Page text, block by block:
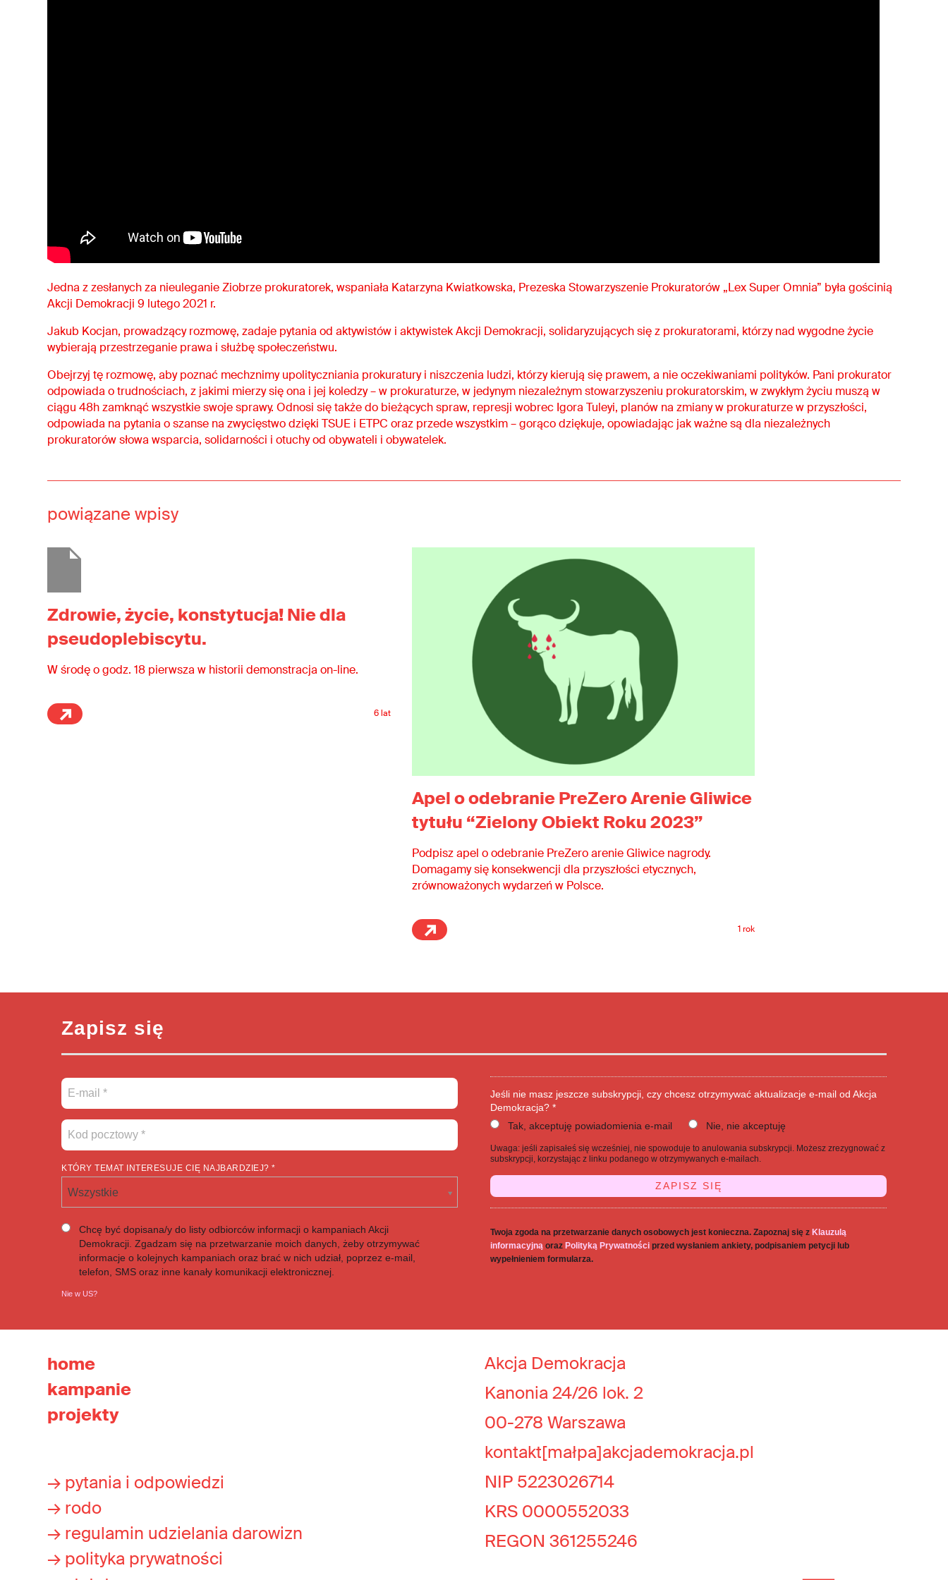
Jedna z zesłanych za nieuleganie Ziobrze prokuratorek, wspaniała Katarzyna Kwiatkowska, Prezeska Stowarzyszenie Prokuratorów „Lex Super Omnia” była gościnią
Akcji Demokracji 9 lutego 2021 r.
Jakub Kocjan, prowadzący rozmowę, zadaje pytania od aktywistów i aktywistek Akcji Demokracji, solidaryzujących się z prokuratorami, którzy nad wygodne życie
wybierają przestrzeganie prawa i służbę społeczeństwu.
Obejrzyj tę rozmowę, aby poznać mechznimy upolityczniania prokuratury i niszczenia ludzi, którzy kierują się prawem, a nie oczekiwaniami polityków. Pani prokurator
odpowiada o trudnościach, z jakimi mierzy się ona i jej koledzy – w prokuraturze, w jedynym niezależnym stowarzyszeniu prokuratorskim, w zwykłym życiu muszą w
ciągu 48h zamknąć wszystkie swoje sprawy. Odnosi się także do bieżących spraw, represji wobrec Igora Tuleyi, planów na zmiany w prokuraturze w przyszłości,
odpowiada na pytania o szanse na zwycięstwo dzięki TSUE i ETPC oraz przede wszystkim – gorąco dziękuje, opowiadając jak ważne są dla niezależnych
prokuratorów słowa wsparcia, solidarności i otuchy od obywateli i obywatelek.
powiązane wpisy
Zdrowie, życie, konstytucja! Nie dla
pseudoplebiscytu.
W środę o godz. 18 pierwsza w historii demonstracja on-line.
6 lat
Apel o odebranie PreZero Arenie Gliwice
tytułu “Zielony Obiekt Roku 2023”
Podpisz apel o odebranie PreZero arenie Gliwice nagrody.
Domagamy się konsekwencji dla przyszłości etycznych,
zrównoważonych wydarzeń w Polsce.
1 rok
Zapisz się
KTÓRY TEMAT INTERESUJE CIĘ NAJBARDZIEJ? *
Wszystkie
Chcę być dopisana/y do listy odbiorców informacji o kampaniach Akcji
Demokracji. Zgadzam się na przetwarzanie moich danych, żeby otrzymywać
informacje o kolejnych kampaniach oraz brać w nich udział, poprzez e-mail,
telefon, SMS oraz inne kanały komunikacji elektronicznej.
Nie wUS?
Jeśli nie masz jeszcze subskrypcji, czy chcesz otrzymywać aktualizacje e-mail od Akcja
Demokracja? *
Tak, akceptuję powiadomienia e-mail
Nie, nie akceptuję
Uwaga: jeśli zapisałeś się wcześniej, nie spowoduje to anulowania subskrypcji. Możesz zrezygnować z
subskrypcji, korzystając z linku podanego w otrzymywanych e-mailach.
Twoja zgoda na przetwarzanie danych osobowych jest konieczna. Zapoznaj się z Klauzulą
informacyjną oraz Polityką Prywatności przed wysłaniem ankiety, podpisaniem petycji lub
wypełnieniem formularza.
home
kampanie
projekty
→ pytania i odpowiedzi
→ rodo
→ regulamin udzielania darowizn
→ polityka prywatności
Akcja Demokracja
Kanonia 24/26 lok. 2
00-278 Warszawa
kontakt[małpa]akcjademokracja.pl
NIP 5223026714
KRS 0000552033
REGON 361255246